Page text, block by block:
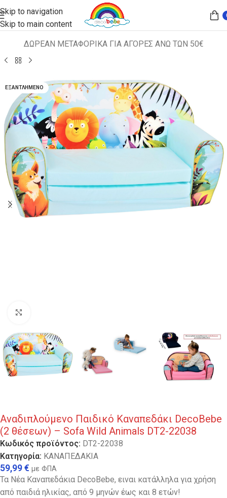
Skip to navigation
Skip to main content
ΔΩΡΕΑΝ ΜΕΤΑΦΟΡΙΚΑ ΓΙΑ ΑΓΟΡΕΣ ΑΝΩ ΤΩΝ 50€
Αρχική σελίδα ΠΑΙΔΙΚΑ ΚΑΘΙΣΜΑΤΑ ΚΑΝΑΠΕΔΑΚΙΑ
ΕΞΑΝΤΛΗΜΈΝΟ
Αναδιπλούμενο Παιδικό Καναπεδάκι DecoBebe
(2 θέσεων) – Sofa Wild Animals DT2-22038
Κωδικός προϊόντος: DT2-22038
Κατηγορία: ΚΑΝΑΠΕΔΑΚΙΑ
59,99€ με ΦΠΑ
Τα Νέα Καναπεδάκια DecoBebe, ειναι κατάλληλα για χρήση
από παιδιά ηλικίας, από 9 μηνών έως και 8 ετών!